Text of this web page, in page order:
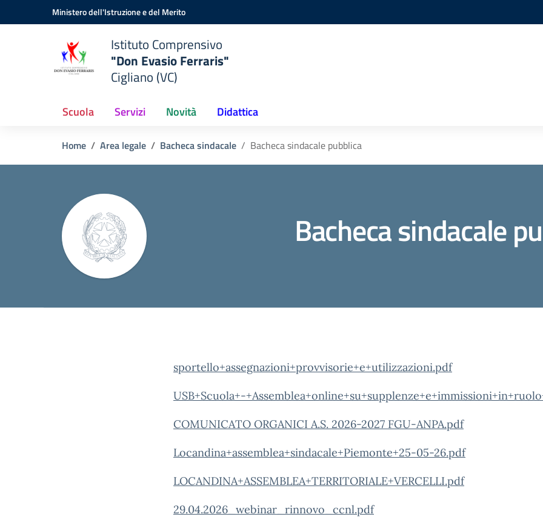
Vai ai contenuti
Vai al menu di navigazioneMinistero dell'Istruzione e del Merito
Istituto Comprensivo
"Don Evasio Ferraris"
Cigliano (VC)
Scuola Servizi Novità Didattica
Home Area legale Bacheca sindacale Bacheca sindacale pubblica
Bacheca sindacale
sportello+assegnazioni+provvisorie+e+utilizzazioni.pdf
USB+Scuola+-
COMUNICATO ORGANICI A.S. 2026-2027 FGU-ANPA.pdf
Locandina+assemblea+sindacale+Piemonte+25-05-26.pdf
LOCANDINA+ASSEMBLEA+TERRITORIALE+VERCELLI.pdf
29.04.2026_webinar_rinnovo_ccnl.pdf